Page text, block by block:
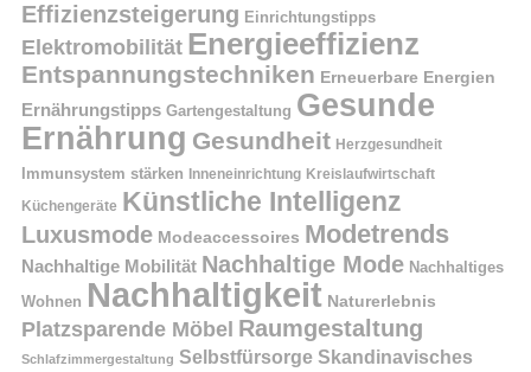
Effizienzsteigerung Einrichtungstipps
Elektromobilität Energieeffizienz
Entspannungstechniken Erneuerbare Energien
Ernährungstipps Gartengestaltung Gesunde
Ernährung Gesundheit Herzgesundheit
Immunsystem stärken Inneneinrichtung Kreislaufwirtschaft
Küchengeräte Künstliche Intelligenz
Luxusmode Modeaccessoires Modetrends
Nachhaltige Mobilität Nachhaltige Mode Nachhaltiges
Wohnen Nachhaltigkeit Naturerlebnis
Platzsparende Möbel Raumgestaltung
Schlafzimmergestaltung Selbstfürsorge Skandinavisches